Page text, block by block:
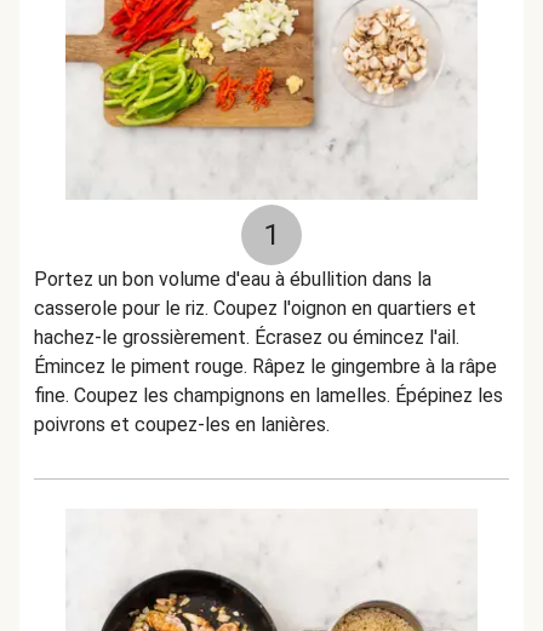
1
Portez un bon volume d'eau à ébullition dans la
casserole pour le riz. Coupez l'oignon en quartiers et
hachez-le grossièrement. Écrasez ou émincez l'ail.
Émincez le piment rouge. Râpez le gingembre à la râpe
fine. Coupez les champignons en lamelles. Épépinez les
poivrons et coupez-les en lanières.